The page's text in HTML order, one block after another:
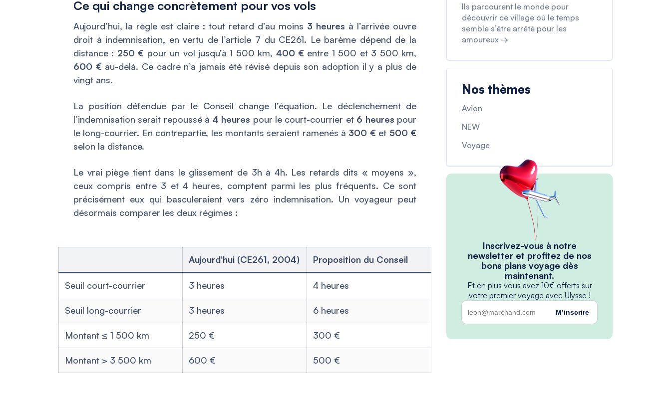
Ce qui change concrètement pour vos vols
Aujourd’hui, la règle est claire : tout retard d’au moins 3 heures à l’arrivée ouvre
droit à indemnisation, en vertu de l’article 7 du CE261. Le barème dépend de la
distance : 250 € pour un vol jusqu’à 1 500 km, 400 € entre 1 500 et 3 500 km,
600 € au-delà. Ce cadre n’a jamais été révisé depuis son adoption il y a plus de
vingt ans.
La position défendue par le Conseil change l’équation. Le déclenchement de
l’indemnisation serait repoussé à 4 heures pour le court-courrier et 6 heures pour
le long-courrier. En contrepartie, les montants seraient ramenés à 300 € et 500 €
selon la distance.
Le vrai piège tient dans le glissement de 3h à 4h. Les retards dits « moyens »,
ceux compris entre 3 et 4 heures, comptent parmi les plus fréquents. Ce sont
précisément eux qui basculeraient vers zéro indemnisation. Un voyageur peut
désormais comparer les deux régimes :
Aujourd’hui (CE261, 2004) Proposition du Conseil
Seuil court-courrier 3 heures 4 heures
Seuil long-courrier 3 heures 6 heures
Montant ≤ 1 500 km 250 € 300 €
Montant > 3 500 km 600 € 500 €
Ils parcourent le monde pour
découvrir ce village où le temps
semble s’être arrêté pour les
amoureux →
Nos thèmes
Avion
NEW
Voyage
Inscrivez-vous à notre
newsletter et profitez de nos
bons plans voyage dès
maintenant.
Et en plus vous avez 10€ offerts sur
votre premier voyage avec Ulysse !
M’inscrire